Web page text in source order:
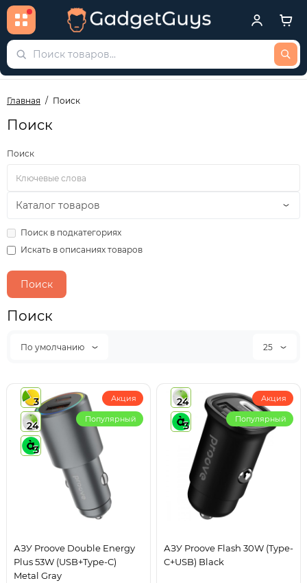
Главная Поиск
Поиск
Поиск
Поиск в подкатегориях
Искать в описаниях товаров
Поиск
По умолчанию 25
3
24
3
Акция
Популярный
АЗУ Proove Double Energy
Plus 53W (USB+Type-C)
Metal Gray
24
3
Акция
Популярный
АЗУ Proove Flash 30W (Type-
C+USB) Black